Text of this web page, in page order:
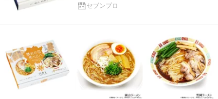
セブンプロ